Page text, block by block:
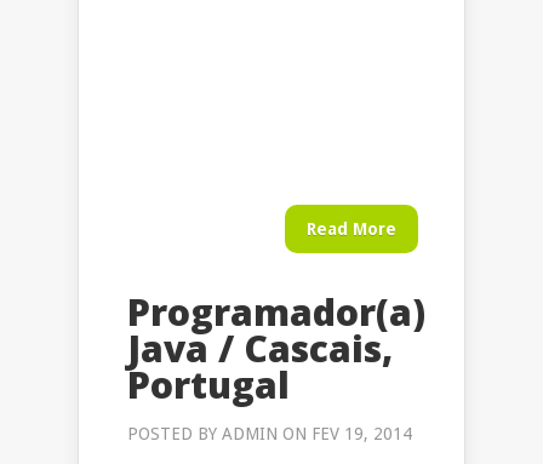
Read More
Programador(a)
Java / Cascais,
Portugal
POSTED BY ADMIN ON FEV 19, 2014